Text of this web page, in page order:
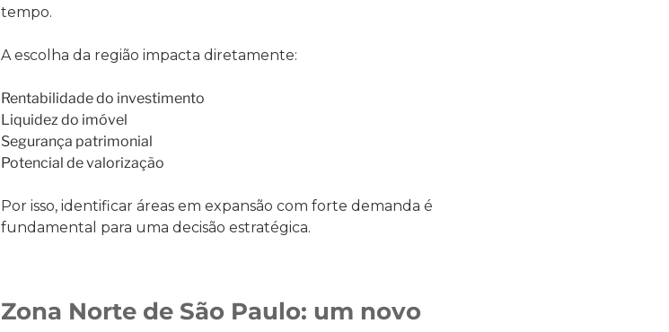
tempo.
A escolha da região impacta diretamente:
Rentabilidade do investimento
Liquidez do imóvel
Segurança patrimonial
Potencial de valorização
Por isso, identificar áreas em expansão com forte demanda é
fundamental para uma decisão estratégica.
Zona Norte de São Paulo: um novo